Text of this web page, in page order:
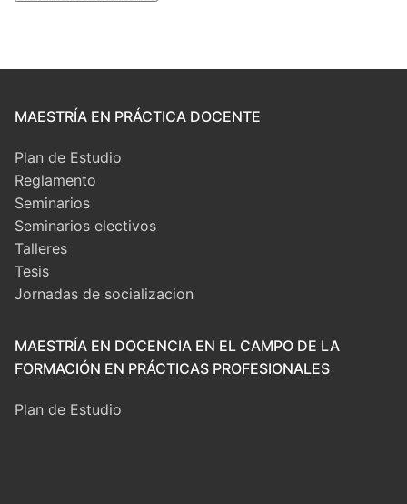
MAESTRÍA EN PRÁCTICA DOCENTE
Plan de Estudio
Reglamento
Seminarios
Seminarios electivos
Talleres
Tesis
Jornadas de socializacion
MAESTRÍA EN DOCENCIA EN EL CAMPO DE LA
FORMACIÓN EN PRÁCTICAS PROFESIONALES
Plan de Estudio